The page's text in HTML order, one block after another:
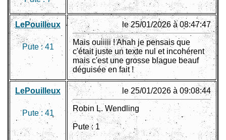
LePouilleux
Pute :41
le 25/01/2026 à 08:47:47
Mais ouiiiii ! Ahah je pensais que
c'était juste un texte nul et incohérent
mais c'est une grosse blague beauf
déguisée en fait !
LePouilleux
Pute : 41
le 25/01/2026 à 09:08:44
Robin L. Wendling
Pute : 1